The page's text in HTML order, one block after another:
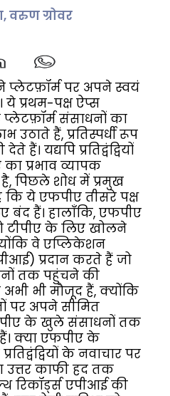
वरुण ग्रोवर
प्लेटफ़ॉर्म पर अपने स्वयं
प्रथम-पक्ष ऐप्स
संसाधनों का
उठाते हैं, प्रतिस्पर्धी रूप
हैं। यद्यपि प्रतिद्वंद्वियों
प्रभाव व्यापक
पिछले शोध में प्रमुख
कि ये एफपीए तीसरे पक्ष
बंद हैं। हालाँकि, एफपीए
टीपीए के लिए खोलने
वे एप्लिकेशन
प्रदान करते हैं जो
तक पहुंचने की
अभी भी मौजूद हैं, क्योंकि
पर अपने सीमित
के खुले संसाधनों तक
क्या एफपीए के
के नवाचार पर
उत्तर काफी हद तक
रिकॉर्ड्स एपीआई की